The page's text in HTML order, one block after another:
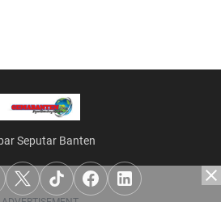
Seputar Banten